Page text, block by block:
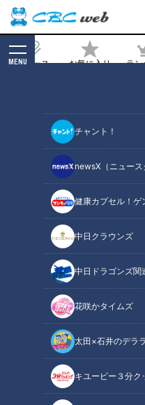
ニュース お気に入り ラン
MENU
チャント！
newsX（ニュース
健康カプセル！ゲ
中日クラウンズ
中日ドラゴンズ関
花咲かタイムズ
太田×石井のデラ
キユーピー３分ク
20代の女性が訪れ
は！？
2021/11/05 20:30
チャント！